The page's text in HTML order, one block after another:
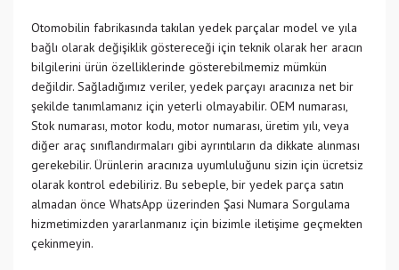
Otomobilin fabrikasında takılan yedek parçalar model ve yıla
bağlı olarak değişiklik göstereceği için teknik olarak her aracın
bilgilerini ürün özelliklerinde gösterebilmemiz mümkün
değildir. Sağladığımız veriler, yedek parçayı aracınıza net bir
şekilde tanımlamanız için yeterli olmayabilir. OEM numarası,
Stok numarası, motor kodu, motor numarası, üretim yılı, veya
diğer araç sınıflandırmaları gibi ayrıntıların da dikkate alınması
gerekebilir. Ürünlerin aracınıza uyumluluğunu sizin için ücretsiz
olarak kontrol edebiliriz. Bu sebeple, bir yedek parça satın
almadan önce WhatsApp üzerinden Şasi Numara Sorgulama
hizmetimizden yararlanmanız için bizimle iletişime geçmekten
çekinmeyin.